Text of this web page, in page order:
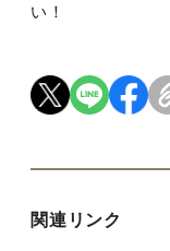
い！
関連リンク